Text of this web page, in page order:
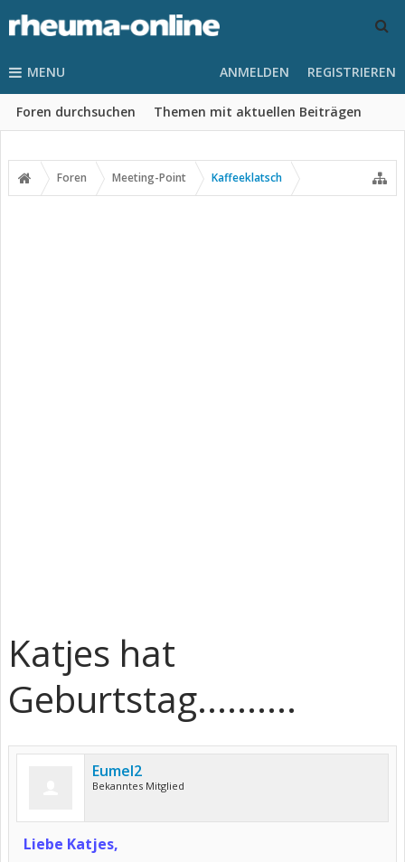
MENU
Foren durchsuchen Themen mit aktuellen Beiträgen
ANMELDEN REGISTRIEREN
Foren Meeting-Point Kaffeeklatsch
Katjes hat
Geburtstag..........
Eumel2
Bekanntes Mitglied
Liebe Katjes,